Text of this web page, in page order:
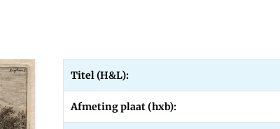
Titel (H&L):
Afmeting plaat (hxb):